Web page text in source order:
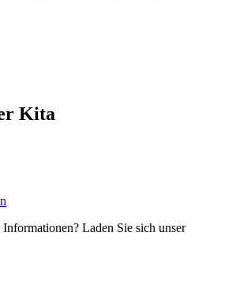
Kita
Laden Sie sich unser